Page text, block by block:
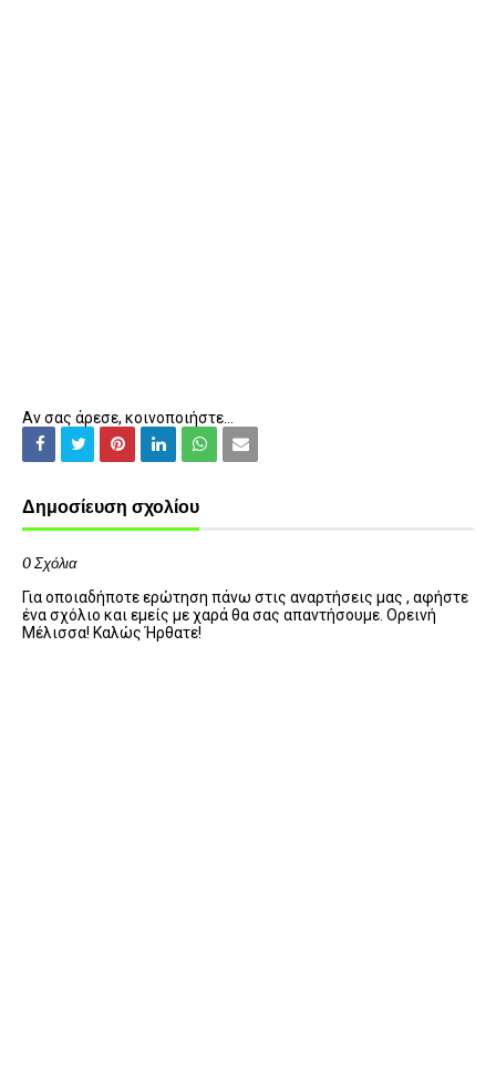
Αν σας άρεσε, κοινοποιήστε...
Δημοσίευση σχολίου
0 Σχόλια
Για οποιαδήποτε ερώτηση πάνω στις αναρτήσεις μας , αφήστε
ένα σχόλιο και εμείς με χαρά θα σας απαντήσουμε. Ορεινή
Μέλισσα! Καλώς Ήρθατε!